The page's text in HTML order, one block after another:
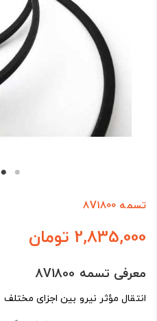
تسمه 8V1800
2,835,000 تومان
معرفی تسمه 8V1800
انتقال مؤثر نیرو بین اجزای مختلف